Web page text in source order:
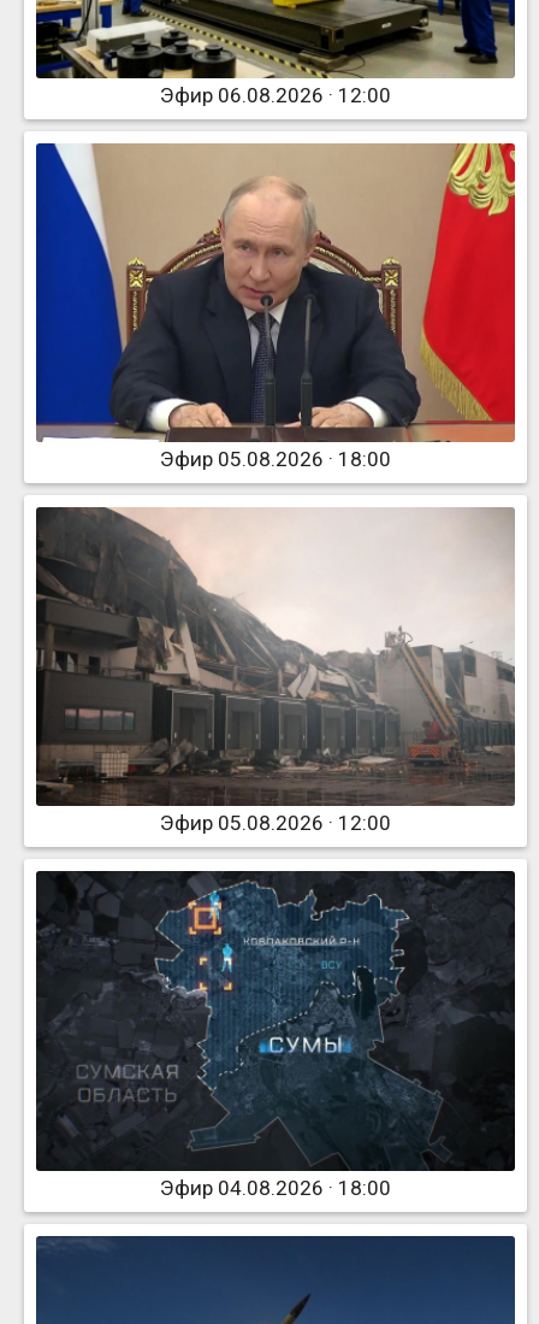
Эфир 06.08.2026 · 12:00
Эфир 05.08.2026 · 18:00
Эфир 05.08.2026 · 12:00
Эфир 04.08.2026 · 18:00